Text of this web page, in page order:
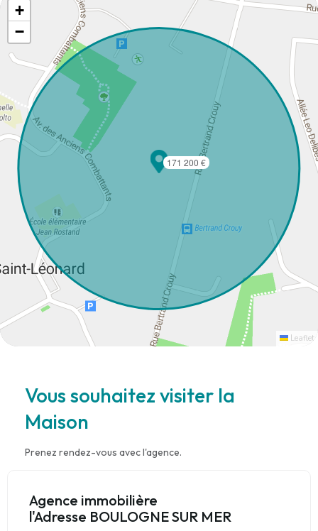
171 200 €
+
−
Leaflet
Vous souhaitez visiter la
Maison
Prenez rendez-vous avec l'agence.
Agence immobilière
l'Adresse BOULOGNE SUR MER